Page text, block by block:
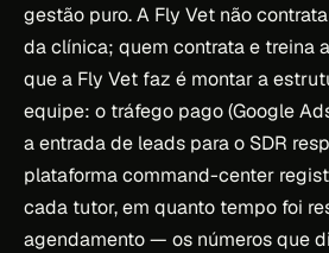
gestão puro. A Fly Vet não
da clínica; quem contrata e treina
que a Fly Vet faz é montar a
equipe: o tráfego pago (Google
a entrada de leads para o SDR
plataforma command-center
cada tutor, em quanto tempo foi
agendamento — os números que